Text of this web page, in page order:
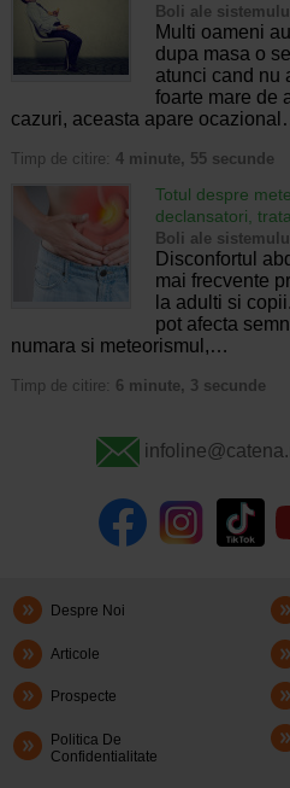
Boli ale
Multi oameni
dupa masa o
atunci cand nu
foarte mare de
cazuri, aceasta apare
Timp de citire: 4 minute, 55 secunde
Totul despre
declansatori,
Boli ale
Disconfortul
mai frecvente
la adulti si
pot afecta
numara si meteorismul,…
Timp de citire: 6 minute, 3 secunde
Despre Noi
Articole
Prospecte
Politica De
Confidentialitate